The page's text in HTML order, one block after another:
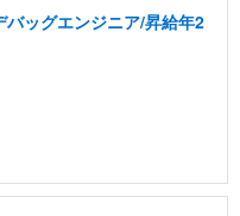
バッグエンジニア/昇給年2